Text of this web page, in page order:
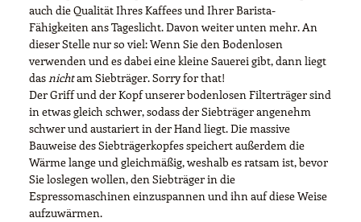
auch die Qualität Ihres Kaffees und Ihrer Barista-
Fähigkeiten ans Tageslicht. Davon weiter unten mehr. An
dieser Stelle nur so viel: Wenn Sie den Bodenlosen
verwenden und es dabei eine kleine Sauerei gibt, dann liegt
dasnichtam Siebträger. Sorry for that!
Der Griff und der Kopf unserer bodenlosen Filterträger sind
in etwas gleich schwer, sodass der Siebträger angenehm
schwer und austariert in der Hand liegt. Die massive
Bauweise des Siebträgerkopfes speichert außerdem die
Wärme lange und gleichmäßig, weshalb es ratsam ist, bevor
Sie loslegen wollen, den Siebträger in die
Espressomaschinen einzuspannen und ihn auf diese Weise
aufzuwärmen.